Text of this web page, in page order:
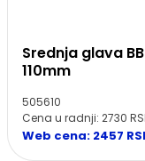
Srednja glava
110mm
505610
Cena u radnji: 2730
Web cena: 2457